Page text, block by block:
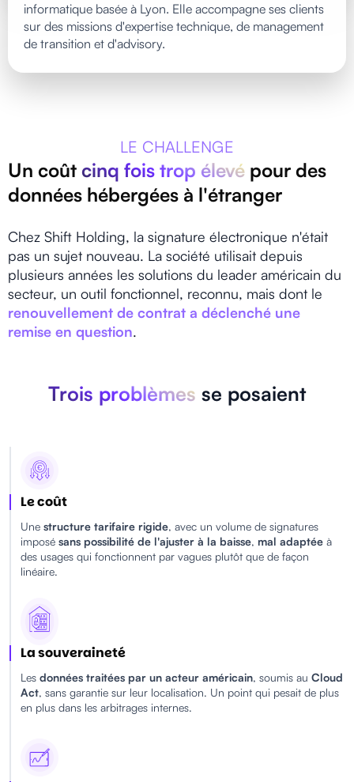
informatique basée à Lyon. Elle accompagne ses clients
sur des missions d'expertise technique, de management
de transition et d'advisory.
LE CHALLENGE
Un coût cinq fois trop élevé pour des
données hébergées à l'étranger
Chez Shift Holding, la signature électronique n'était
pas un sujet nouveau. La société utilisait depuis
plusieurs années les solutions du leader américain du
secteur, un outil fonctionnel, reconnu, mais dont le
renouvellement de contrat a déclenché une
remise en question.
Trois problèmes se posaient
Le coût
Une structure tarifaire rigide, avec un volume de signatures
imposé sans possibilité de l'ajuster à la baisse, mal adaptée à
des usages qui fonctionnent par vagues plutôt que de façon
linéaire.
La souveraineté
Les données traitées par un acteur américain, soumis au Cloud
Act, sans garantie sur leur localisation. Un point qui pesait de plus
en plus dans les arbitrages internes.